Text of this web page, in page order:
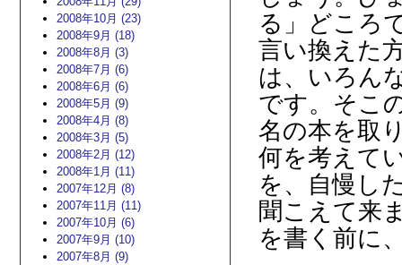
2008年10月 (23)
2008年9月 (18)
2008年8月 (3)
2008年7月 (6)
2008年6月 (6)
2008年5月 (9)
2008年4月 (8)
2008年3月 (5)
2008年2月 (12)
2008年1月 (11)
2007年12月 (8)
2007年11月 (11)
2007年10月 (6)
2007年9月 (10)
2007年8月 (9)
る」どころ
言い換えた
は、いろん
です。そこ
名の本を取
何を考えて
を、自慢し
聞こえて来
を書く前に